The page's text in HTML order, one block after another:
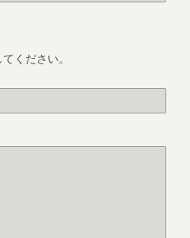
ください。